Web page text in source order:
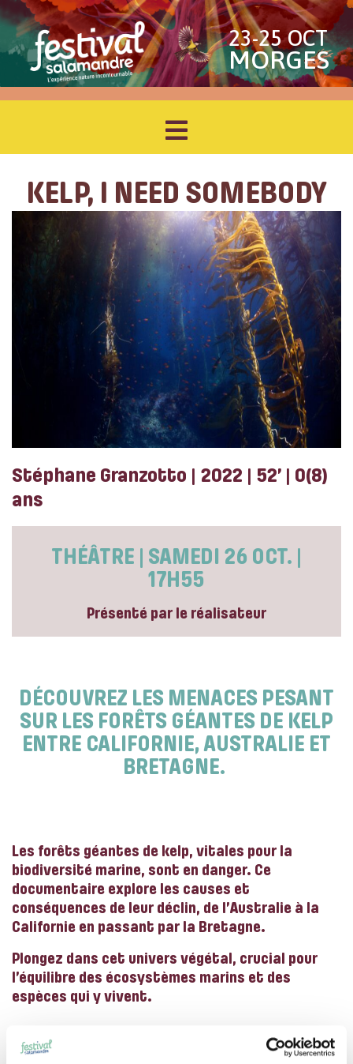
23-25 OCT
MORGES
KELP, I NEED SOMEBODY
Stéphane Granzotto | 2022 | 52’ | 0(8)
ans
THÉÂTRE | SAMEDI 26 OCT. |
17H55
Présenté par le réalisateur
DÉCOUVREZ LES MENACES PESANT
SUR LES FORÊTS GÉANTES DE KELP
ENTRE CALIFORNIE, AUSTRALIE ET
BRETAGNE.
Les forêts géantes de kelp, vitales pour la
biodiversité marine, sont en danger. Ce
documentaire explore les causes et
conséquences de leur déclin, de l’Australie à la
Californie en passant par la Bretagne.
Plongez dans cet univers végétal, crucial pour
l’équilibre des écosystèmes marins et des
espèces qui y vivent.